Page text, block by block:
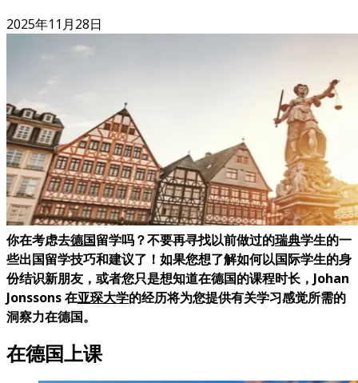
2025年11月28日
你在考虑去德国留学吗？不要再寻找以前做过的瑞典学生的一
些出国留学技巧和建议了！如果您想了解如何以国际学生的身
份结识新朋友，或者您只是想知道在德国的课程时长，Johan
Jonssons 在亚琛大学的经历将为您提供有关学习感觉所需的
洞察力在德国。
在德国上课